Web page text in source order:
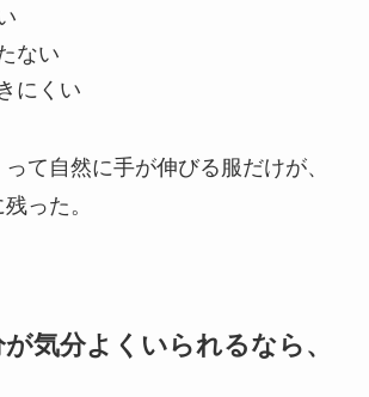
ない
にくい
て自然に手が伸びる服だけが、
った。
気分よくいられるなら、